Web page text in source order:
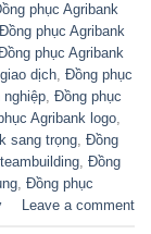
phục Agribank
Đồng phục Agribank
phục Agribank
dịch, Đồng phục
, Đồng phục
Agribank logo,
sang trọng, Đồng
, Đồng
, Đồng phục
Leave a comment